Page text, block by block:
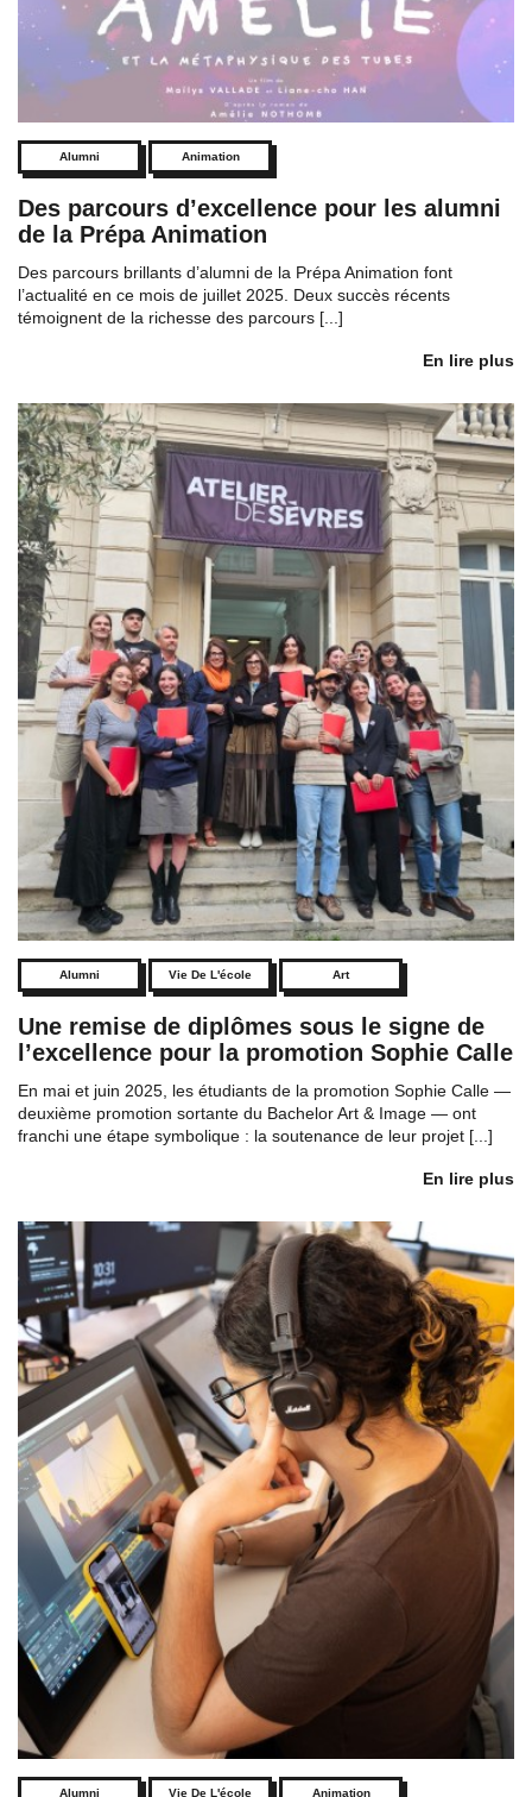
Alumni Animation
Des parcours d’excellence pour les alumni
de la Prépa Animation
Des parcours brillants d’alumni de la Prépa Animation font
l’actualité en ce mois de juillet 2025. Deux succès récents
témoignent de la richesse des parcours [...]
En lire plus
Alumni Vie De L'école Art
Une remise de diplômes sous le signe de
l’excellence pour la promotion Sophie Calle
En mai et juin 2025, les étudiants de la promotion Sophie Calle —
deuxième promotion sortante du Bachelor Art & Image — ont
franchi une étape symbolique : la soutenance de leur projet [...]
En lire plus
Alumni Vie De L'école Animation